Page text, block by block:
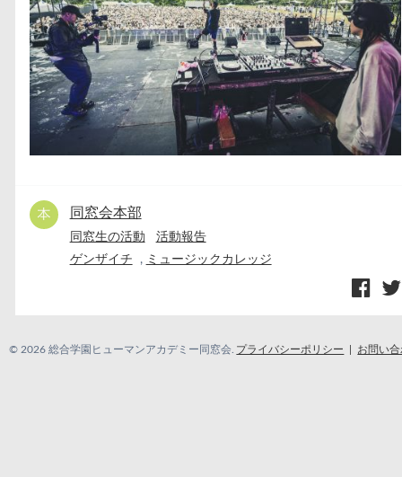
同窓会本部
同窓生の活動
活動報告
ゲンザイチ
, ミュージックカレッジ
© 2026 総合学園ヒューマンアカデミー同窓会. プライバシーポリシー お問い